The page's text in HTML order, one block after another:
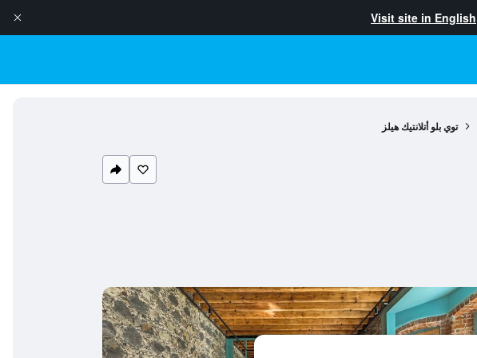
Visit site in English
توي بلو أتلانتيك هيلز